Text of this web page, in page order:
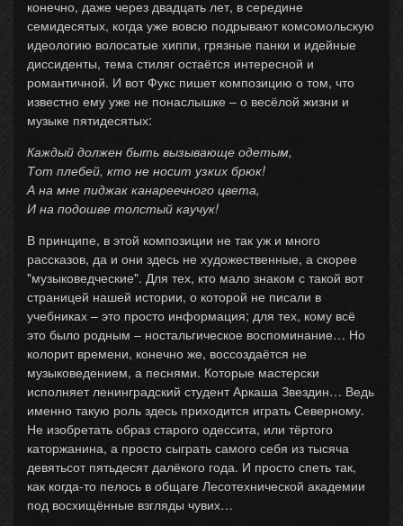
конечно, даже через двадцать лет, в середине
семидесятых, когда уже вовсю подрывают комсомольскую
идеологию волосатые хиппи, грязные панки и идейные
диссиденты, тема стиляг остаётся интересной и
романтичной. И вот Фукс пишет композицию о том, что
известно ему уже не понаслышке – о весёлой жизни и
музыке пятидесятых:
Каждый должен быть вызывающе одетым,
Тот плебей, кто не носит узких брюк!
А на мне пиджак канареечного цвета,
И на подошве толстый каучук!
В принципе, в этой композиции не так уж и много
рассказов, да и они здесь не художественные, а скорее
"музыковедческие". Для тех, кто мало знаком с такой вот
страницей нашей истории, о которой не писали в
учебниках – это просто информация; для тех, кому всё
это было родным – ностальгическое воспоминание… Но
колорит времени, конечно же, воссоздаётся не
музыковедением, а песнями. Которые мастерски
исполняет ленинградский студент Аркаша Звездин… Ведь
именно такую роль здесь приходится играть Северному.
Не изобретать образ старого одессита, или тёртого
каторжанина, а просто сыграть самого себя из тысяча
девятьсот пятьдесят далёкого года. И просто спеть так,
как когда-то пелось в общаге Лесотехнической академии
под восхищённые взгляды чувих…